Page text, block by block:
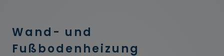
Wand- und
Fußbodenheizung